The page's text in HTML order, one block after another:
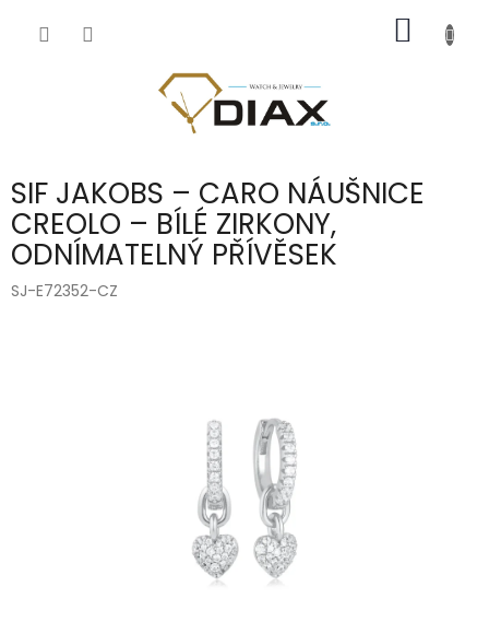
KOŠÍK
SIF JAKOBS – CARO NÁUŠNICE
CREOLO – BÍLÉ ZIRKONY,
ODNÍMATELNÝ PŘÍVĚSEK
SJ-E72352-CZ